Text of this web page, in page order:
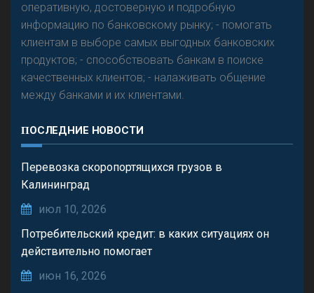
оперативную, достоверную и подробную
информацию по банковскому рынку; - помогать
клиентам в выборе самых выгодных банковских
продуктов; - способствовать банкам в поиске
качественных клиентов; - налаживать общение
между банками и их клиентами.
ПОСЛЕДНИЕ НОВОСТИ
Перевозка скоропортящихся грузов в
Калининград
июл 10, 2026
Потребительский кредит: в каких ситуациях он
действительно помогает
июн 16, 2026